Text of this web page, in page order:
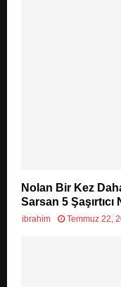
Nolan Bir Kez
Sarsan 5 Şaşırtıcı
ibrahim Temmuz 22,